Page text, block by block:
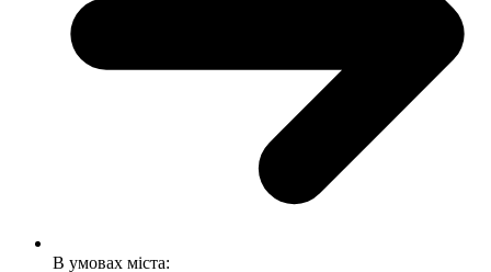
В умовах міста: